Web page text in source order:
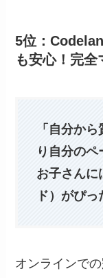
5位：
も安心！完全
「自分か
り自分のペ
お子さん
ド）がぴっ
オンラインでの